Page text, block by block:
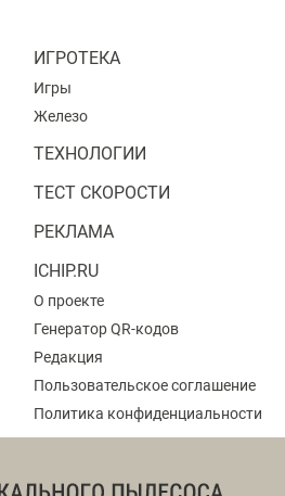
ИГРОТЕКА
Игры
Железо
ТЕХНОЛОГИИ
ТЕСТ СКОРОСТИ
РЕКЛАМА
ICHIP.RU
О проекте
Генератор QR-кодов
Редакция
Пользовательское соглашение
Политика конфиденциальности